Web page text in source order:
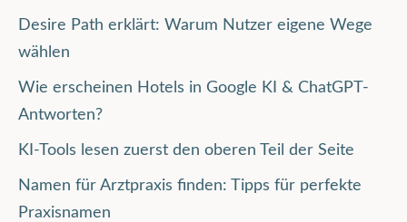
Desire Path erklärt: Warum Nutzer eigene Wege
wählen
Wie erscheinen Hotels in Google KI & ChatGPT-
Antworten?
KI-Tools lesen zuerst den oberen Teil der Seite
Namen für Arztpraxis finden: Tipps für perfekte
Praxisnamen